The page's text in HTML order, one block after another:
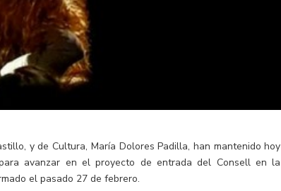
y de Cultura, María Dolores Padilla, han mantenido hoy
avanzar en el proyecto de entrada del Consell en la
el pasado 27 de febrero.